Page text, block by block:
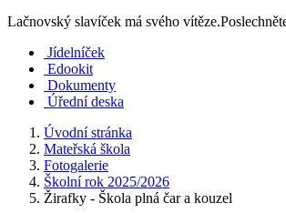
Lačnovský slavíček má svého
Jídelníček
Edookit
Dokumenty
Úřední deska
Úvodní stránka
Mateřská škola
Fotogalerie
Školní rok 2025/2026
Žirafky - Škola plná čar a kouzel